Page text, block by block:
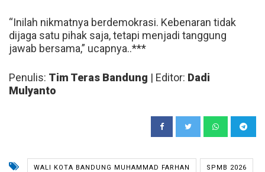
“Inilah nikmatnya berdemokrasi. Kebenaran tidak
dijaga satu pihak saja, tetapi menjadi tanggung
jawab bersama,” ucapnya..***
Penulis: Tim Teras Bandung | Editor: Dadi
Mulyanto
WALI KOTA BANDUNG MUHAMMAD FARHAN SPMB 2026